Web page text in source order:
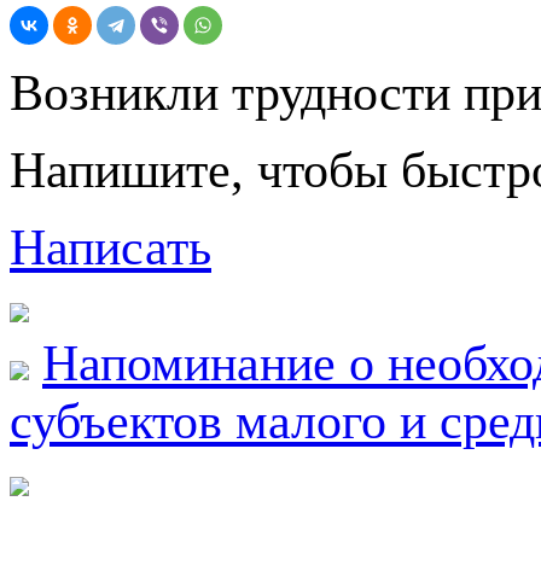
Возникли трудности
Напишите, чтобы
Написать
Напоминание о
субъектов малого и